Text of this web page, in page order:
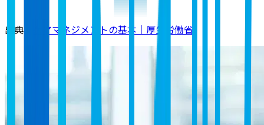
出典： ケアマネジメントの基本｜厚生労働省